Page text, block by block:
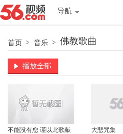
导航
首页 > 音乐 > 佛教歌曲
播放全部
不能没有您 谨以此歌献
大悲咒集